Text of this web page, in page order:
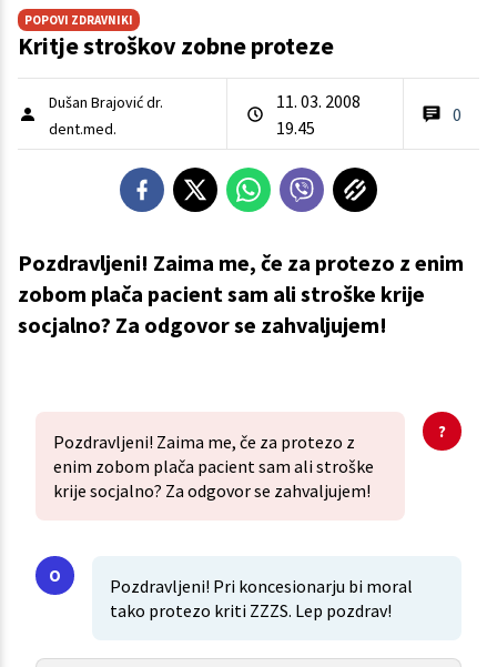
POPOVI ZDRAVNIKI
Kritje stroškov zobne proteze
Dušan Brajović dr.
dent.med.
11. 03. 2008
19.45
0
Pozdravljeni! Zaima me, če za protezo z enim
zobom plača pacient sam ali stroške krije
socjalno? Za odgovor se zahvaljujem!
Pozdravljeni! Zaima me, če za protezo z
enim zobom plača pacient sam ali stroške
krije socjalno? Za odgovor se zahvaljujem!
Pozdravljeni! Pri koncesionarju bi moral
tako protezo kriti ZZZS. Lep pozdrav!